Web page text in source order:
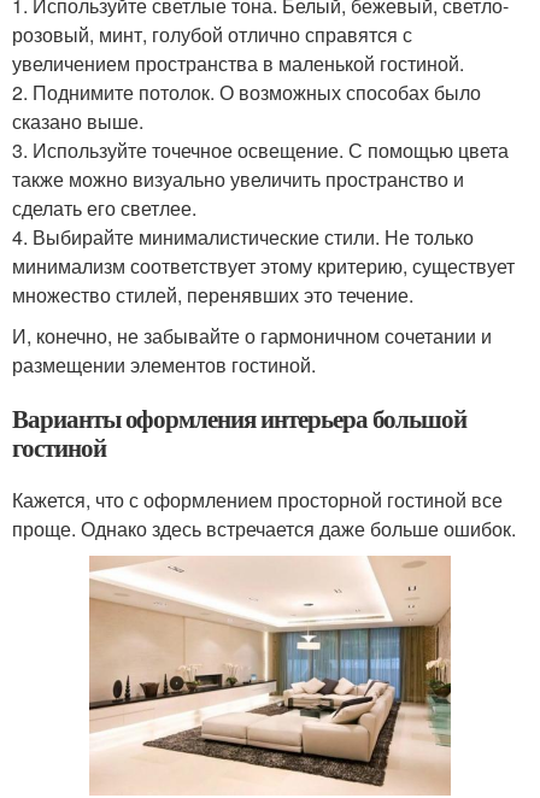
розовый, минт, голубой отлично справятся с
увеличением пространства в маленькой гостиной.
2. Поднимите потолок. О возможных способах было
сказано выше.
3. Используйте точечное освещение. С помощью цвета
также можно визуально увеличить пространство и
сделать его светлее.
4. Выбирайте минималистические стили. Не только
минимализм соответствует этому критерию, существует
множество стилей, перенявших это течение.
И, конечно, не забывайте о гармоничном сочетании и
размещении элементов гостиной.
Варианты оформления интерьера большой
гостиной
Кажется, что с оформлением просторной гостиной все
проще. Однако здесь встречается даже больше ошибок.